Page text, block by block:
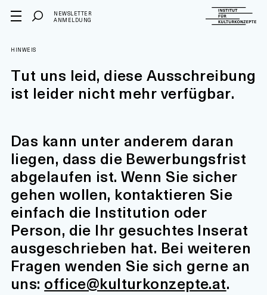
NEWSLETTER
ANMELDUNG
HINWEIS
Tut uns leid, diese Ausschreibung
ist leider nicht mehr verfügbar.
Das kann unter anderem daran
liegen, dass die Bewerbungsfrist
abgelaufen ist. Wenn Sie sicher
gehen wollen, kontaktieren Sie
einfach die Institution oder
Person, die Ihr gesuchtes Inserat
ausgeschrieben hat. Bei weiteren
Fragen wenden Sie sich gerne an
uns: office@kulturkonzepte.at.